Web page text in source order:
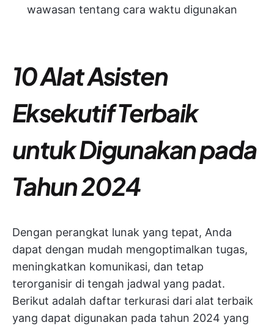
wawasan tentang cara waktu digunakan
10 Alat Asisten
Eksekutif Terbaik
untuk Digunakan pada
Tahun 2024
Dengan perangkat lunak yang tepat, Anda
dapat dengan mudah mengoptimalkan tugas,
meningkatkan komunikasi, dan tetap
terorganisir di tengah jadwal yang padat.
Berikut adalah daftar terkurasi dari alat terbaik
yang dapat digunakan pada tahun 2024 yang